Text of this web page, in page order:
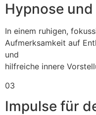
Hypnose
In einem ruhigen,
Aufmerksamkeit auf
und
hilfreiche innere
03
Impulse für